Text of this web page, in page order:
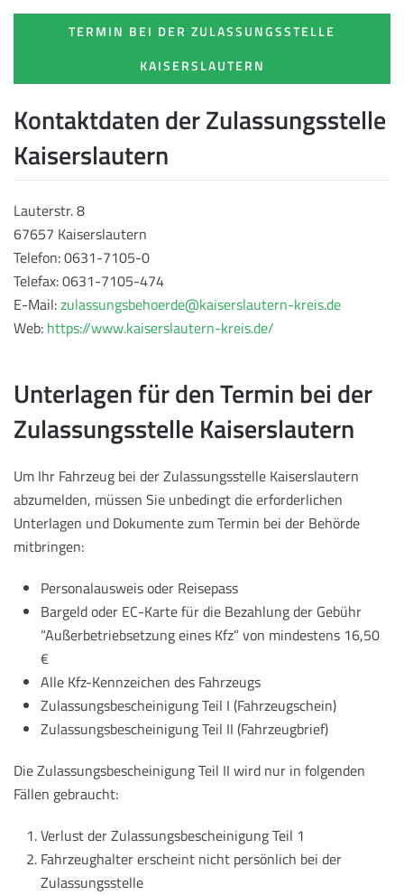
TERMIN BEI DER ZULASSUNGSSTELLE
KAISERSLAUTERN
Kontaktdaten der Zulassungsstelle
Kaiserslautern
Lauterstr. 8
67657 Kaiserslautern
Telefon: 0631-7105-0
Telefax: 0631-7105-474
E-Mail:zulassungsbehoerde@kaiserslautern-kreis.de
Web: https://www.kaiserslautern-kreis.de/
Unterlagen für den Termin bei der
Zulassungsstelle Kaiserslautern
Um Ihr Fahrzeug bei der Zulassungsstelle Kaiserslautern
abzumelden, müssen Sie unbedingt die erforderlichen
Unterlagen und Dokumente zum Termin bei der Behörde
mitbringen:
Personalausweis oder Reisepass
Bargeld oder EC-Karte für die Bezahlung der Gebühr
“Außerbetriebsetzung eines Kfz” von mindestens 16,50
€
Alle Kfz-Kennzeichen des Fahrzeugs
Zulassungsbescheinigung Teil I (Fahrzeugschein)
Zulassungsbescheinigung Teil II (Fahrzeugbrief)
Die Zulassungsbescheinigung Teil II wird nur in folgenden
Fällen gebraucht:
Verlust der Zulassungsbescheinigung Teil 1
Fahrzeughalter erscheint nicht persönlich bei der
Zulassungsstelle